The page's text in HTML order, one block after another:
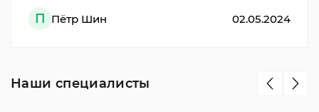
П Пётр Шин 02.05.2024
Наши специалисты